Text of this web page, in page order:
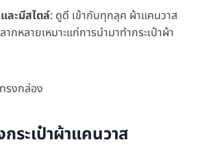
ละมีสไตล์: ดูดี เข้ากับทุกลุค ผ้าแคนวาส
กหลายเหมาะแก่การนำมาทำกระเป๋าผ้า
ะเป๋าผ้าแคนวาส